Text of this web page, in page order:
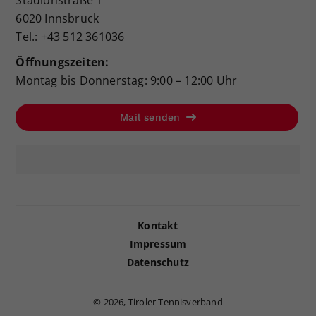
6020 Innsbruck
Tel.: +43 512 361036
Öffnungszeiten:
Montag bis Donnerstag: 9:00 – 12:00 Uhr
Mail senden
Kontakt
Impressum
Datenschutz
© 2026, Tiroler Tennisverband